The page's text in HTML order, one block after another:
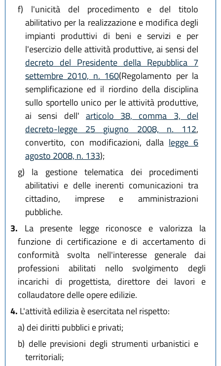
f) l'unicità del procedimento e del titolo
abilitativo per la realizzazione e modifica degli
impianti produttivi di beni e servizi e per
l'esercizio delle attività produttive, ai sensi del
decreto del Presidente della Repubblica 7
settembre 2010, n. 160(Regolamento per la
semplificazione ed il riordino della disciplina
sullo sportello unico per le attività produttive,
ai sensi dell' articolo 38, comma 3, del
decreto-legge 25 giugno 2008, n. 112,
convertito, con modificazioni, dalla legge 6
agosto 2008, n. 133);
g) la gestione telematica dei procedimenti
abilitativi e delle inerenti comunicazioni tra
cittadino, imprese e amministrazioni
pubbliche.
3. La presente legge riconosce e valorizza la
funzione di certificazione e di accertamento di
conformità svolta nell'interesse generale dai
professioni abilitati nello svolgimento degli
incarichi di progettista, direttore dei lavori e
collaudatore delle opere edilizie.
4. L'attività edilizia è esercitata nel rispetto:
a) dei diritti pubblici e privati;
b) delle previsioni degli strumenti urbanistici e
territoriali;